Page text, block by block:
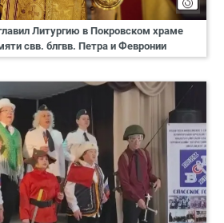
Литургию в Покровском храме
свв. блгвв. Петра и Февронии